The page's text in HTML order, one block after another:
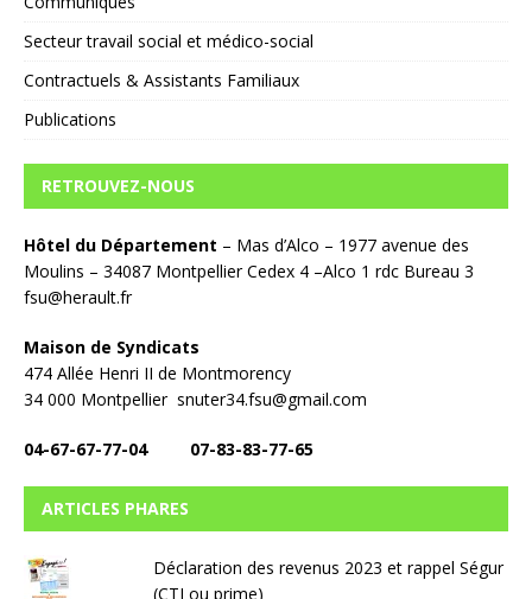
Secteur travail social et médico-social
Contractuels & Assistants Familiaux
Publications
RETROUVEZ-NOUS
Hôtel du Département – Mas d’Alco – 1977 avenue des
Moulins – 34087 Montpellier Cedex 4 –Alco 1 rdc Bureau 3
fsu@herault.fr
Maison de Syndicats
474 Allée Henri II de Montmorency
34 000 Montpellier snuter34.fsu@gmail.com
04-67-67-77-04 07-83-83-77-65
ARTICLES PHARES
Déclaration des revenus 2023 et rappel Ségur
(CTI ou prime)